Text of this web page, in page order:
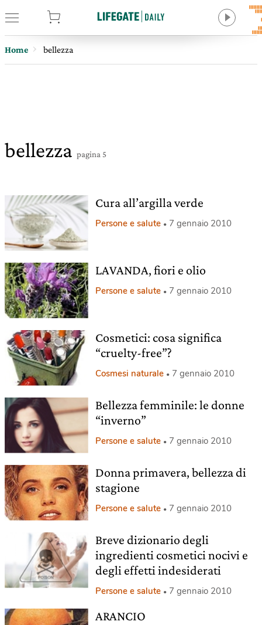
Home bellezza
bellezza pagina 5
Cura all’argilla verde
Persone e salute 7 gennaio 2010
LAVANDA, fiori e olio
Persone e salute 7 gennaio 2010
Cosmetici: cosa significa
“cruelty-free”?
Cosmesi naturale 7 gennaio 2010
Bellezza femminile: le donne
“inverno”
Persone e salute 7 gennaio 2010
Donna primavera, bellezza di
stagione
Persone e salute 7 gennaio 2010
Breve dizionario degli
ingredienti cosmetici nocivi e
degli effetti indesiderati
Persone e salute 7 gennaio 2010
ARANCIO